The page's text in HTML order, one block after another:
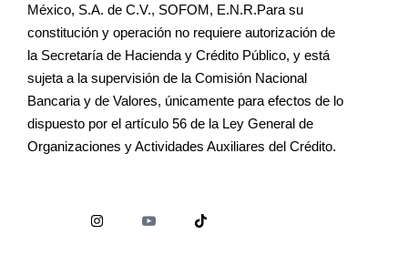
México, S.A. de C.V., SOFOM, E.N.R.Para su
constitución y operación no requiere autorización de
la Secretaría de Hacienda y Crédito Público, y está
sujeta a la supervisión de la Comisión Nacional
Bancaria y de Valores, únicamente para efectos de lo
dispuesto por el artículo 56 de la Ley General de
Organizaciones y Actividades Auxiliares del Crédito.